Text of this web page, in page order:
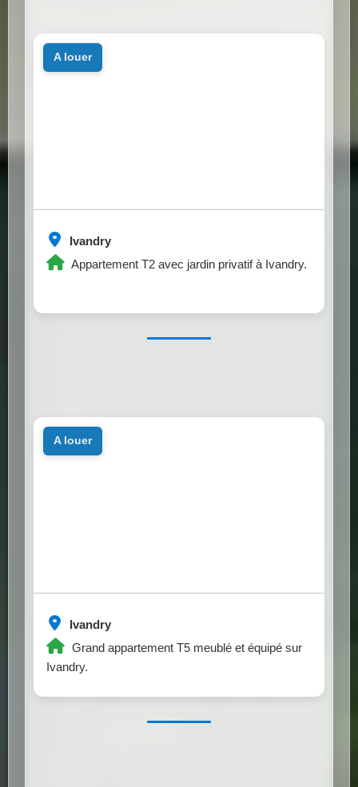
Ivandry
Appartement T2 avec jardin privatif à Ivandry.
a louer
Ivandry
Grand appartement T5 meublé et équipé sur
Ivandry.
a louer